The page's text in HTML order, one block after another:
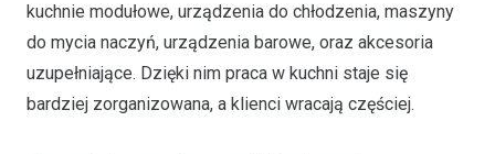
kuchnie modułowe, urządzenia do chłodzenia, maszyny
do mycia naczyń, urządzenia barowe, oraz akcesoria
uzupełniające. Dzięki nim praca w kuchni staje się
bardziej zorganizowana, a klienci wracają częściej.